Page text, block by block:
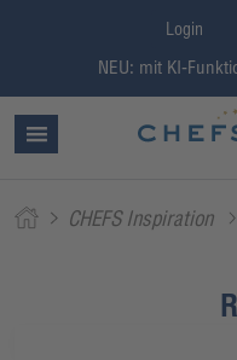
Login
NEU: mit KI-
CHEFS Inspiration